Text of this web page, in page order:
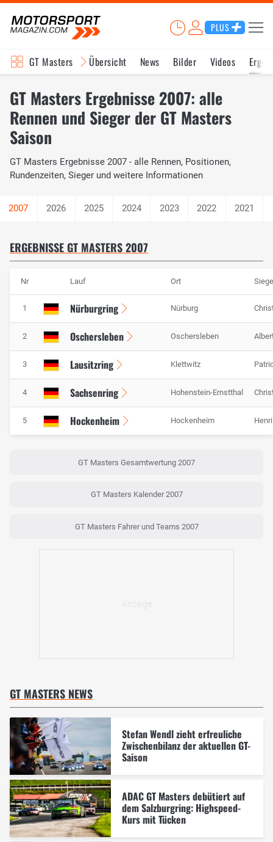
PLUS
GT Masters Übersicht News Bilder Videos
GT Masters Ergebnisse 2007: alle
Rennen und Sieger der GT Masters
Saison
GT Masters Ergebnisse 2007 - alle Rennen, Positionen,
Rundenzeiten, Sieger und weitere Informationen
2026 2025 2024 2023 2022 2021
ERGEBNISSE GT MASTERS 2007
Nr Lauf Ort
1 Nürburgring Nürburg
2 Oschersleben Oschersleben
3 Lausitzring Klettwitz
4 Sachsenring Hohenstein-Ernstthal
5 Hockenheim Hockenheim
GT Masters Gesamtwertung 2007
GT Masters Kalender 2007
GT Masters Fahrer und Teams 2007
GT MASTERS NEWS
Stefan Wendl zieht erfreuliche
Zwischenbilanz der aktuellen GT-
Saison
ADAC GT Masters debütiert auf
dem Salzburgring: Highspeed-
Kurs mit Tücken